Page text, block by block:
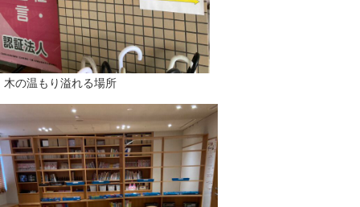
木の温もり溢れる場所